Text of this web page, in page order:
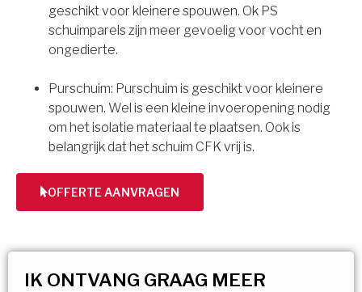
geschikt voor kleinere spouwen. Ok PS
schuimparels zijn meer gevoelig voor vocht en
ongedierte.
Purschuim: Purschuim is geschikt voor kleinere
spouwen. Wel is een kleine invoeropening nodig
om het isolatie materiaal te plaatsen. Ook is
belangrijk dat het schuim CFK vrij is.
OFFERTE AANVRAGEN
IK ONTVANG GRAAG MEER